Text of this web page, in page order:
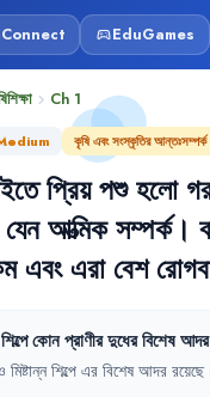
sports_esportsEduGames
chevron_right Ch 1
কৃষি এবং সংস্কৃতির আন্তঃসম্পর্ক
প্রিয় পশু হলো
যেন আত্মিক সম্পর্ক।
এবং এরা বেশ
শিল্পেকোনপ্রাণীরদুধেরবিশেষআদর
মিষ্টান্ন শিল্পে এর বিশেষ আদর রয়েছে